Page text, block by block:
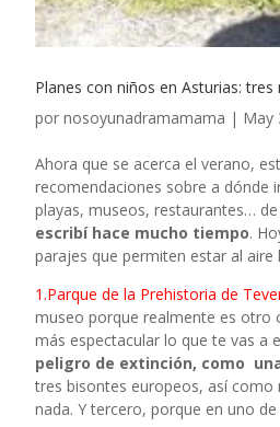
Planes con niños en Asturias:
por nosoyunadramamama | May
Ahora que se acerca el verano,
recomendaciones sobre a dónde
playas, museos, restaurantes…
escribí hace mucho tiempo.
parajes que permiten estar al aire
1.Parque de la Prehistoria de
museo porque realmente es otro
más espectacular lo que te vas a
peligro de extinción, como
tres bisontes europeos, así como
nada. Y tercero, porque en uno